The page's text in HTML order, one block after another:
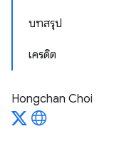
บทสรุป
เครดิต
Hongchan Choi